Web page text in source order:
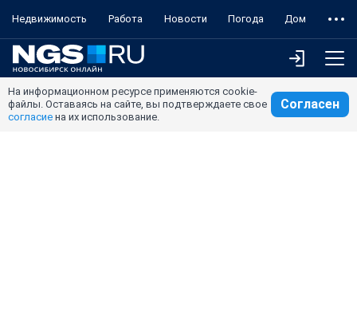
Недвижимость Работа Новости Погода Дом
На информационном ресурсе применяются cookie-
файлы. Оставаясь на сайте, вы подтверждаете свое
согласие на их использование.
Согласен